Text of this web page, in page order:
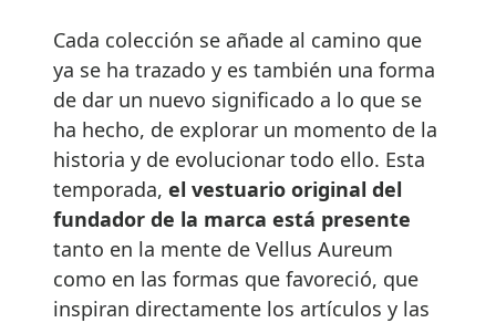
Cada colección se añade al camino que
ya se ha trazado y es también una forma
de dar un nuevo significado a lo que se
ha hecho, de explorar un momento de la
historia y de evolucionar todo ello. Esta
temporada, el vestuario original del
fundador de la marca está presente
tanto en la mente de Vellus Aureum
como en las formas que favoreció, que
inspiran directamente los artículos y las